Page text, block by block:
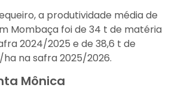
a produtividade média de
Mombaça foi de 34 t de matéria
2024/2025 e de 38,6 t de
na safra 2025/2026.
Mônica